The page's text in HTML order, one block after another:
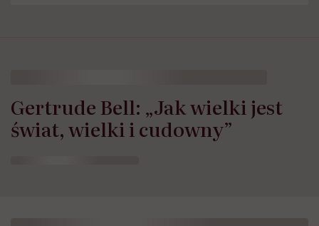
Gertrude Bell: „Jak wielki jest
świat, wielki i cudowny”